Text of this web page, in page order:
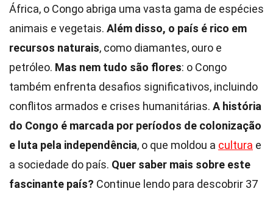
África, o Congo abriga uma vasta gama de espécies
animais e vegetais. Além disso, o país é rico em
recursos naturais, como diamantes, ouro e
petróleo. Mas nem tudo são flores: o Congo
também enfrenta desafios significativos, incluindo
conflitos armados e crises humanitárias. A história
do Congo é marcada por períodos de colonização
e luta pela independência, o que moldou a cultura e
a sociedade do país. Quer saber mais sobre este
fascinante país? Continue lendo para descobrir 37